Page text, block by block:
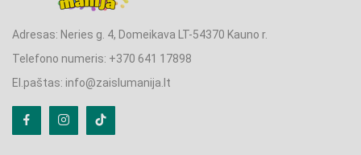
Adresas: Neries g. 4, Domeikava LT-54370 Kauno r.
Telefono numeris: +370 641 17898
El.paštas: info@zaislumanija.lt